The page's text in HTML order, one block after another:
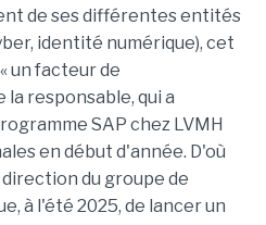
de ses différentes entités
identité numérique), cet
un facteur de
responsable, qui a
SAP chez LVMH
en début d'année. D'où
du groupe de
à l'été 2025, de lancer un